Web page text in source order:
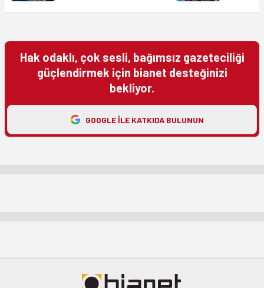
Hak odaklı, çok sesli, bağımsız gazeteciliği
güçlendirmek için bianet desteğinizi
bekliyor.
GOOGLE ILE KATKIDA BULUNUN